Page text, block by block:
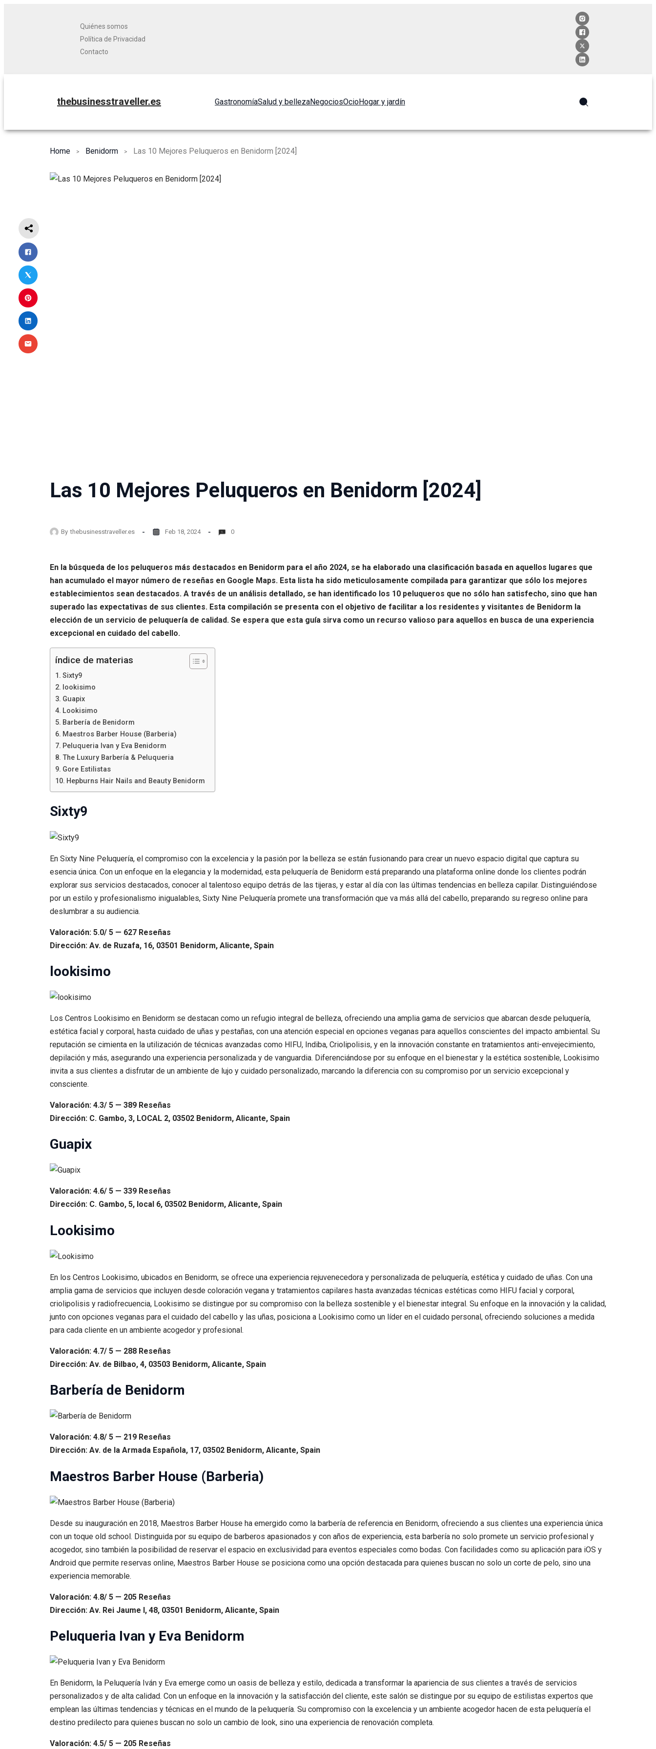
Quiénes somos
Política de Privacidad
Contacto
thebusinesstraveller.es GastronomíaSalud y bellezaNegociosOcioHogar y jardín
Home Benidorm Las 10 Mejores Peluqueros en Benidorm [2024]
Las 10 Mejores Peluqueros en Benidorm [2024]
By thebusinesstraveller.es Feb 18, 2024 0
En la búsqueda de los peluqueros más destacados en Benidorm para el año 2024, se ha elaborado una clasificación basada en aquellos lugares que
han acumulado el mayor número de reseñas en Google Maps. Esta lista ha sido meticulosamente compilada para garantizar que sólo los mejores
establecimientos sean destacados. A través de un análisis detallado, se han identificado los 10 peluqueros que no sólo han satisfecho, sino que han
superado las expectativas de sus clientes. Esta compilación se presenta con el objetivo de facilitar a los residentes y visitantes de Benidorm la
elección de un servicio de peluquería de calidad. Se espera que esta guía sirva como un recurso valioso para aquellos en busca de una experiencia
excepcional en cuidado del cabello.
índice de materias
Sixty9
lookisimo
Guapix
Lookisimo
Barbería de Benidorm
Maestros Barber House (Barberia)
Peluqueria Ivan y Eva Benidorm
The Luxury Barbería & Peluqueria
Gore Estilistas
Hepburns Hair Nails and Beauty Benidorm
Sixty9
En Sixty Nine Peluquería, el compromiso con la excelencia y la pasión por la belleza se están fusionando para crear un nuevo espacio digital que captura su
esencia única. Con un enfoque en la elegancia y la modernidad, esta peluquería de Benidorm está preparando una plataforma online donde los clientes podrán
explorar sus servicios destacados, conocer al talentoso equipo detrás de las tijeras, y estar al día con las últimas tendencias en belleza capilar. Distinguiéndose
por un estilo y profesionalismo inigualables, Sixty Nine Peluquería promete una transformación que va más allá del cabello, preparando su regreso online para
deslumbrar a su audiencia.
Valoración: 5.0/ 5 — 627 Reseñas
Dirección: Av. de Ruzafa, 16, 03501 Benidorm, Alicante, Spain
lookisimo
Los Centros Lookisimo en Benidorm se destacan como un refugio integral de belleza, ofreciendo una amplia gama de servicios que abarcan desde peluquería,
estética facial y corporal, hasta cuidado de uñas y pestañas, con una atención especial en opciones veganas para aquellos conscientes del impacto ambiental. Su
reputación se cimienta en la utilización de técnicas avanzadas como HIFU, Indiba, Criolipolisis, y en la innovación constante en tratamientos anti-envejecimiento,
depilación y más, asegurando una experiencia personalizada y de vanguardia. Diferenciándose por su enfoque en el bienestar y la estética sostenible, Lookisimo
invita a sus clientes a disfrutar de un ambiente de lujo y cuidado personalizado, marcando la diferencia con su compromiso por un servicio excepcional y
consciente.
Valoración: 4.3/ 5 — 389 Reseñas
Dirección: C. Gambo, 3, LOCAL 2, 03502 Benidorm, Alicante, Spain
Guapix
Valoración: 4.6/ 5 — 339 Reseñas
Dirección: C. Gambo, 5, local 6, 03502 Benidorm, Alicante, Spain
Lookisimo
En los Centros Lookisimo, ubicados en Benidorm, se ofrece una experiencia rejuvenecedora y personalizada de peluquería, estética y cuidado de uñas. Con una
amplia gama de servicios que incluyen desde coloración vegana y tratamientos capilares hasta avanzadas técnicas estéticas como HIFU facial y corporal,
criolipolisis y radiofrecuencia, Lookisimo se distingue por su compromiso con la belleza sostenible y el bienestar integral. Su enfoque en la innovación y la calidad,
junto con opciones veganas para el cuidado del cabello y las uñas, posiciona a Lookisimo como un líder en el cuidado personal, ofreciendo soluciones a medida
para cada cliente en un ambiente acogedor y profesional.
Valoración: 4.7/ 5 — 288 Reseñas
Dirección: Av. de Bilbao, 4, 03503 Benidorm, Alicante, Spain
Barbería de Benidorm
Valoración: 4.8/ 5 — 219 Reseñas
Dirección: Av. de la Armada Española, 17, 03502 Benidorm, Alicante, Spain
Maestros Barber House (Barberia)
Desde su inauguración en 2018, Maestros Barber House ha emergido como la barbería de referencia en Benidorm, ofreciendo a sus clientes una experiencia única
con un toque old school. Distinguida por su equipo de barberos apasionados y con años de experiencia, esta barbería no solo promete un servicio profesional y
acogedor, sino también la posibilidad de reservar el espacio en exclusividad para eventos especiales como bodas. Con facilidades como su aplicación para iOS y
Android que permite reservas online, Maestros Barber House se posiciona como una opción destacada para quienes buscan no solo un corte de pelo, sino una
experiencia memorable.
Valoración: 4.8/ 5 — 205 Reseñas
Dirección: Av. Rei Jaume I, 48, 03501 Benidorm, Alicante, Spain
Peluqueria Ivan y Eva Benidorm
En Benidorm, la Peluquería Iván y Eva emerge como un oasis de belleza y estilo, dedicada a transformar la apariencia de sus clientes a través de servicios
personalizados y de alta calidad. Con un enfoque en la innovación y la satisfacción del cliente, este salón se distingue por su equipo de estilistas expertos que
emplean las últimas tendencias y técnicas en el mundo de la peluquería. Su compromiso con la excelencia y un ambiente acogedor hacen de esta peluquería el
destino predilecto para quienes buscan no solo un cambio de look, sino una experiencia de renovación completa.
Valoración: 4.5/ 5 — 205 Reseñas